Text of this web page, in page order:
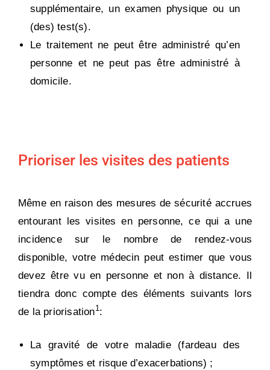
supplémentaire, un examen physique ou un
(des) test(s).
Le traitement ne peut être administré qu’en
personne et ne peut pas être administré à
domicile.
Prioriser les visites des patients
Même en raison des mesures de sécurité accrues
entourant les visites en personne, ce qui a une
incidence sur le nombre de rendez-vous
disponible, votre médecin peut estimer que vous
devez être vu en personne et non à distance. Il
tiendra donc compte des éléments suivants lors
de la priorisation1:
La gravité de votre maladie (fardeau des
symptômes et risque d’exacerbations) ;